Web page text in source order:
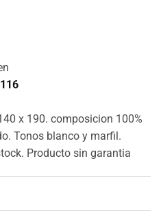
116
x 190. composicion 100%
Tonos blanco y marfil.
Producto sin garantia